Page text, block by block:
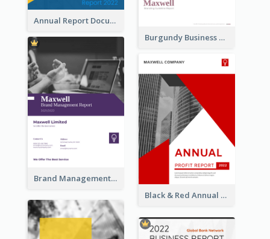
Annual Report Documents Reports
Burgundy Business Reports
Brand Management Reports
Black & Red Annual Reports